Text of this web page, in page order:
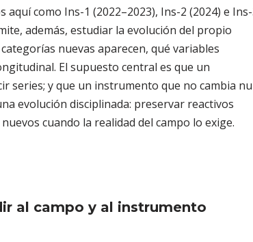
como Ins-1 (2022–2023), Ins-2 (2024) e
además, estudiar la evolución del propio
nuevas aparecen, qué variables
El supuesto central es que un
series; y que un instrumento que no cambia
evolución disciplinada: preservar reactivos
cuando la realidad del campo lo exige.
al campo y al instrumento